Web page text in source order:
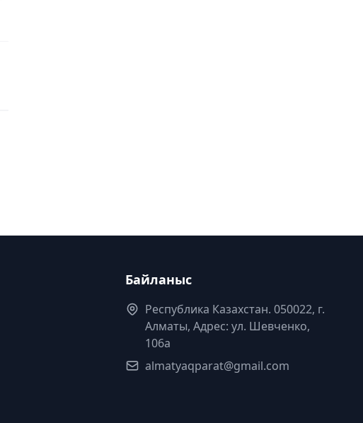
Байланыс
Республика Казахстан. 050022, г.
Алматы, Адрес: ул. Шевченко,
106а
almatyaqparat@gmail.com